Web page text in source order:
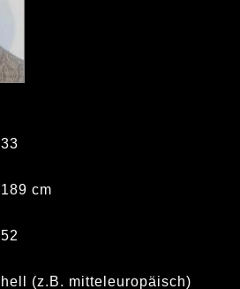
33
189 cm
52
hell (z.B. mitteleuropäisch)